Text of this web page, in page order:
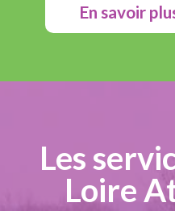
En savoir
Les
Loire